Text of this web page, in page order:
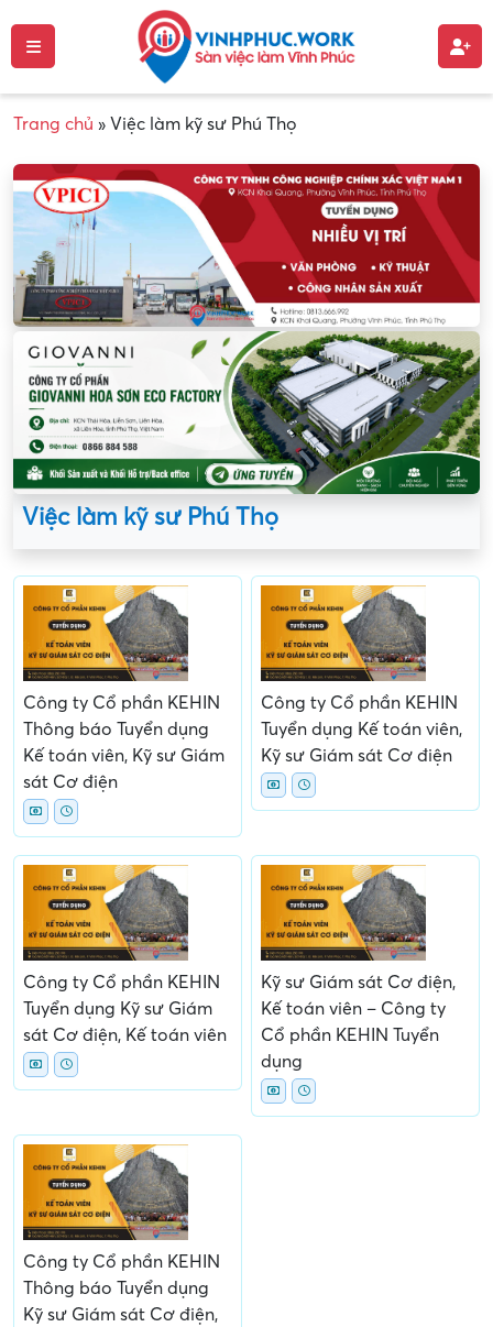
Trang chủ » Việc làm kỹ sư Phú Thọ
Việc làm kỹ sư Phú Thọ
Công ty Cổ phần KEHIN
Thông báo Tuyển dụng
Kế toán viên, Kỹ sư Giám
sát Cơ điện
Công ty Cổ phần KEHIN
Tuyển dụng Kế toán viên,
Kỹ sư Giám sát Cơ điện
Công ty Cổ phần KEHIN
Tuyển dụng Kỹ sư Giám
sát Cơ điện, Kế toán viên
Kỹ sư Giám sát Cơ điện,
Kế toán viên – Công ty
Cổ phần KEHIN Tuyển
dụng
Công ty Cổ phần KEHIN
Thông báo Tuyển dụng
Kỹ sư Giám sát Cơ điện,